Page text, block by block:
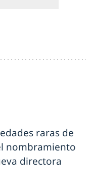
raras de
nombramiento
directora